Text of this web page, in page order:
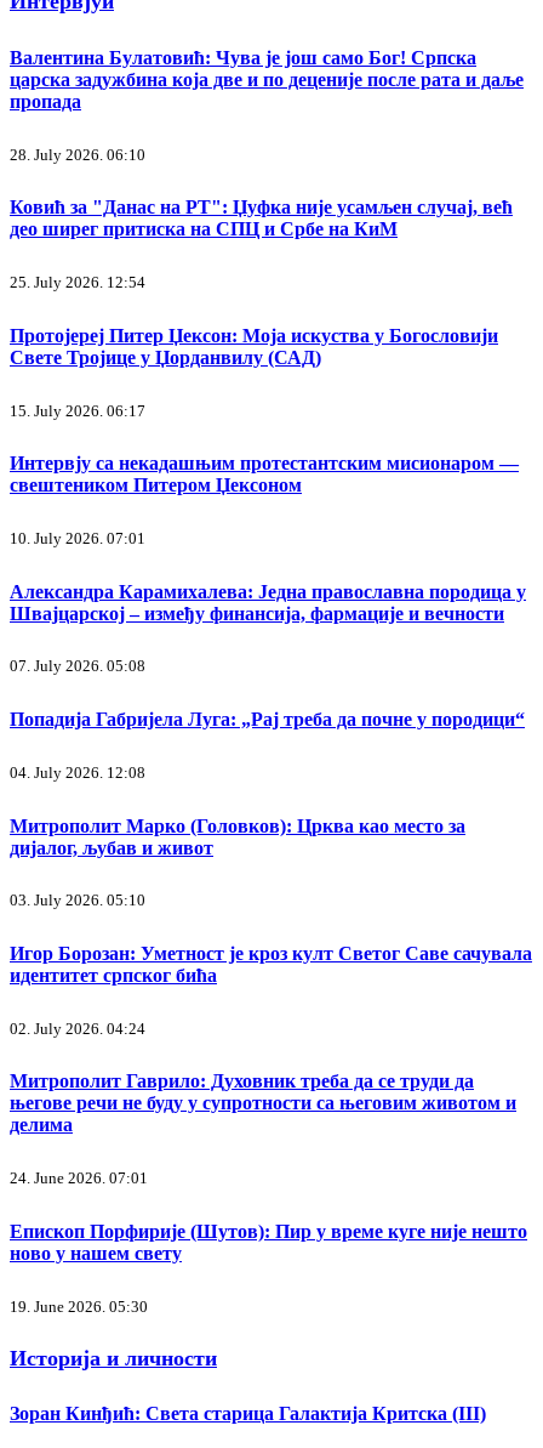
Валентина Булатовић: Чува је још само Бог! Српска
царска задужбина која две и по деценије после рата и даље
пропада
28. July 2026. 06:10
Ковић за "Данас на РТ": Џуфка није усамљен случај, већ
део ширег притиска на СПЦ и Србе на КиМ
25. July 2026. 12:54
Протојереј Питер Џексон: Моја искуства у Богословији
Свете Тројице у Џорданвилу (САД)
15. July 2026. 06:17
Интервју са некадашњим протестантским мисионаром —
свештеником Питером Џексоном
10. July 2026. 07:01
Александра Карамихалева: Једна православна породица у
Швајцарској – између финансија, фармације и вечности
07. July 2026. 05:08
Попадија Габријела Луга: „Рај треба да почне у породици“
04. July 2026. 12:08
Митрополит Марко (Головков): Црква као место за
дијалог, љубав и живот
03. July 2026. 05:10
Игор Борозан: Уметност је кроз култ Светог Саве сачувала
идентитет српског бића
02. July 2026. 04:24
Митрополит Гаврило: Духовник треба да се труди да
његове речи не буду у супротности са његовим животом и
делима
24. June 2026. 07:01
Епископ Порфирије (Шутов): Пир у време куге није нешто
ново у нашем свету
19. June 2026. 05:30
Историја и личности
Зоран Кинђић: Света старица Галактија Критска (III)